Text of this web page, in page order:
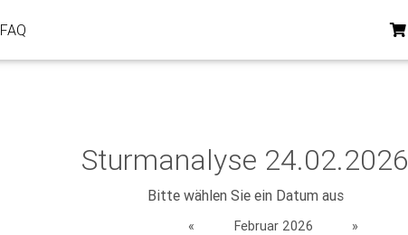
FAQ
Sturmanalyse 24.02.2026
Bitte wählen Sie ein Datum aus
« Februar 2026
»